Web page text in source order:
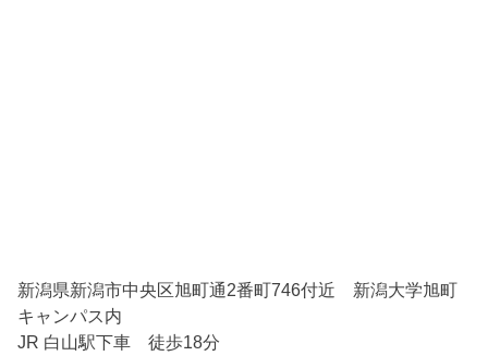
新潟県新潟市中央区旭町通2番町746付近 新潟大学旭町
キャンパス内
JR 白山駅下車 徒歩18分